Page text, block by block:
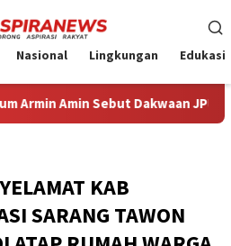
Nasional Lingkungan Edukasi
Amin Sebut Dakwaan JPU Cacat
KAB
SARANG TAWON